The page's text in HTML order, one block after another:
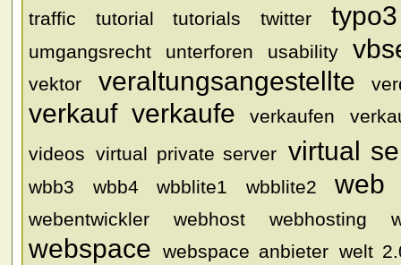
traffic tutorial tutorials twitter typo3
umgangsrecht unterforen usability
vektor veraltungsangestellte
verkauf verkaufe verkaufen
videos virtual private server virtual
wbb3 wbb4 wbblite1 wbblite2 web
webentwickler webhost webhosting
webspace webspace anbieter welt